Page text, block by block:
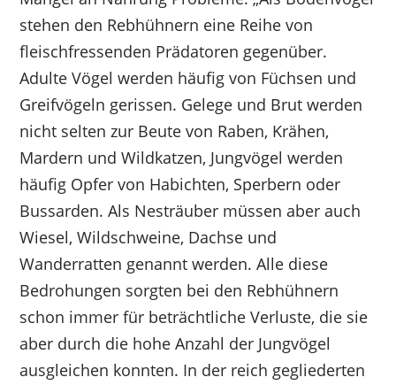
stehen den Rebhühnern eine Reihe von
fleischfressenden Prädatoren gegenüber.
Adulte Vögel werden häufig von Füchsen und
Greifvögeln gerissen. Gelege und Brut werden
nicht selten zur Beute von Raben, Krähen,
Mardern und Wildkatzen, Jungvögel werden
häufig Opfer von Habichten, Sperbern oder
Bussarden. Als Nesträuber müssen aber auch
Wiesel, Wildschweine, Dachse und
Wanderratten genannt werden. Alle diese
Bedrohungen sorgten bei den Rebhühnern
schon immer für beträchtliche Verluste, die sie
aber durch die hohe Anzahl der Jungvögel
ausgleichen konnten. In der reich gegliederten